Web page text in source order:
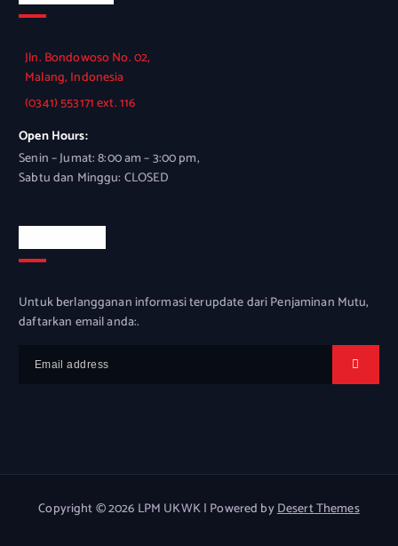
Jln. Bondowoso No. 02,
Malang, Indonesia
(0341) 553171 ext. 116
Open Hours:
Senin – Jumat: 8:00 am – 3:00 pm,
Sabtu dan Minggu: CLOSED
Untuk berlangganan informasi terupdate dari Penjaminan Mutu,
daftarkan email anda:.
Copyright © 2026 LPM UKWK | Powered byDesert Themes